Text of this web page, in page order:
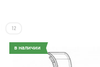
12
в наличии